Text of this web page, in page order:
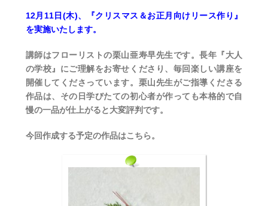
12月11日(木)、『クリスマス＆お正月向けリース作り』
を実施いたします。
講師はフローリストの栗山亜寿早先生です。長年『大人
の学校』にご理解をお寄せくださり、毎回楽しい講座を
開催してくださっています。栗山先生がご指導くださる
作品は、その日学びたての初心者が作っても本格的で自
慢の一品が仕上がると大変評判です。
今回作成する予定の作品はこちら。